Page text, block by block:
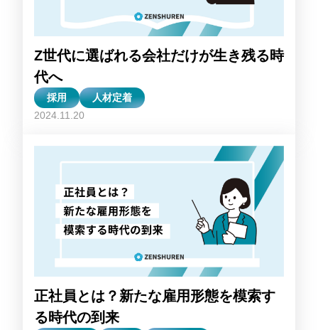
Z世代に選ばれる会社だけが生き残る時
代へ
採用
人材定着
2024.11.20
正社員とは？新たな雇用形態を模索す
る時代の到来